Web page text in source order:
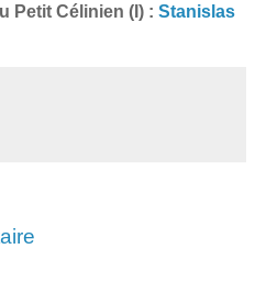
Petit Célinien (I) : Stanislas